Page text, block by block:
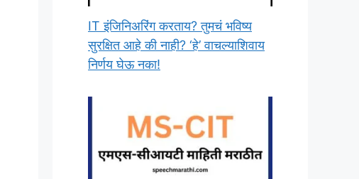
IT इंजिनिअरिंग करताय? तुमचं भविष्य
सुरक्षित आहे की नाही? ‘हे’ वाचल्याशिवाय
निर्णय घेऊ नका!